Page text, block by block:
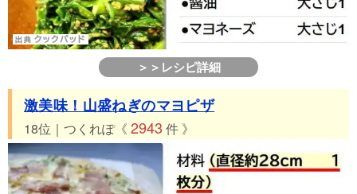
＞＞レシピ詳細
激美味！山盛ねぎのマヨピザ
18位｜つくれぽ《 2943 件 》